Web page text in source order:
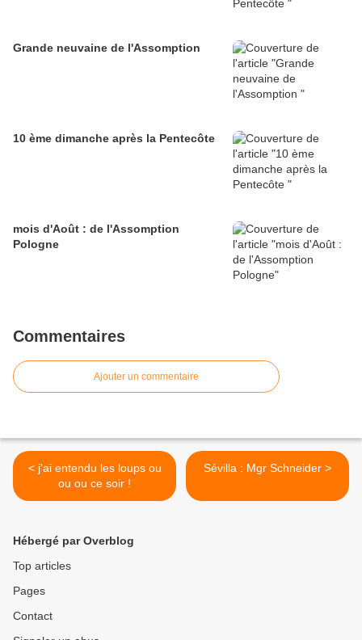
Grande neuvaine de l'Assomption
10 ème dimanche après la Pentecôte
mois d'Août : de l'Assomption
Pologne
Commentaires
Ajouter un commentaire
< j'ai entendu les loups ou
ou ou ce soir !
Sévilla : Mgr Schneider >
Hébergé par Overblog
Top articles
Pages
Contact